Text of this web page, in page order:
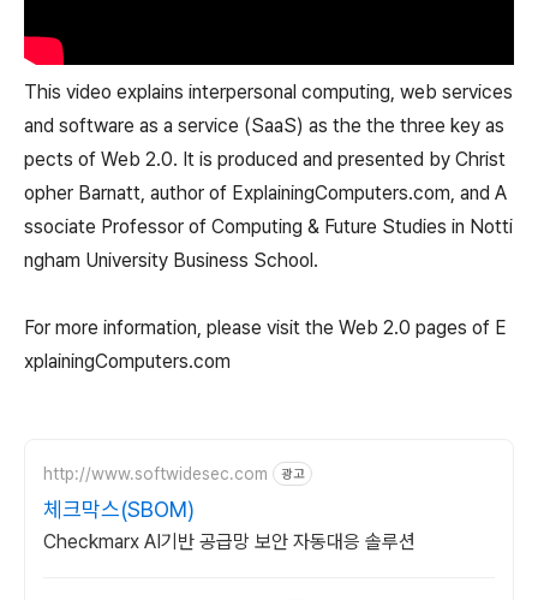
This video explains interpersonal computing, web services
and software as a service (SaaS) as the the three key as
pects of Web 2.0. It is produced and presented by Christ
opher Barnatt, author of ExplainingComputers.com, and A
ssociate Professor of Computing & Future Studies in Notti
ngham University Business School.
For more information, please visit the Web 2.0 pages of E
xplainingComputers.com
http://www.softwidesec.com 광고
체크막스(SBOM)
Checkmarx AI기반 공급망 보안 자동대응 솔루션